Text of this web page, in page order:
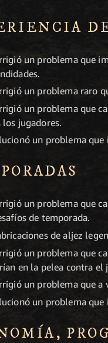
un problema que
un problema raro
un problema que
jugadores.
un problema
un problema que
de temporada.
de aljez
un problema que
en la pelea contra el
un problema que a
un problema